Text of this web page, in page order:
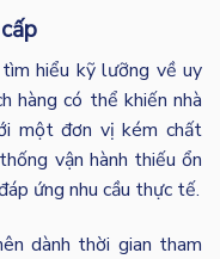
hiểu kỹ lưỡng về uy
hàng có thể khiến nhà
một đơn vị kém chất
vận hành thiếu ổn
ứng nhu cầu thực tế.
dành thời gian tham